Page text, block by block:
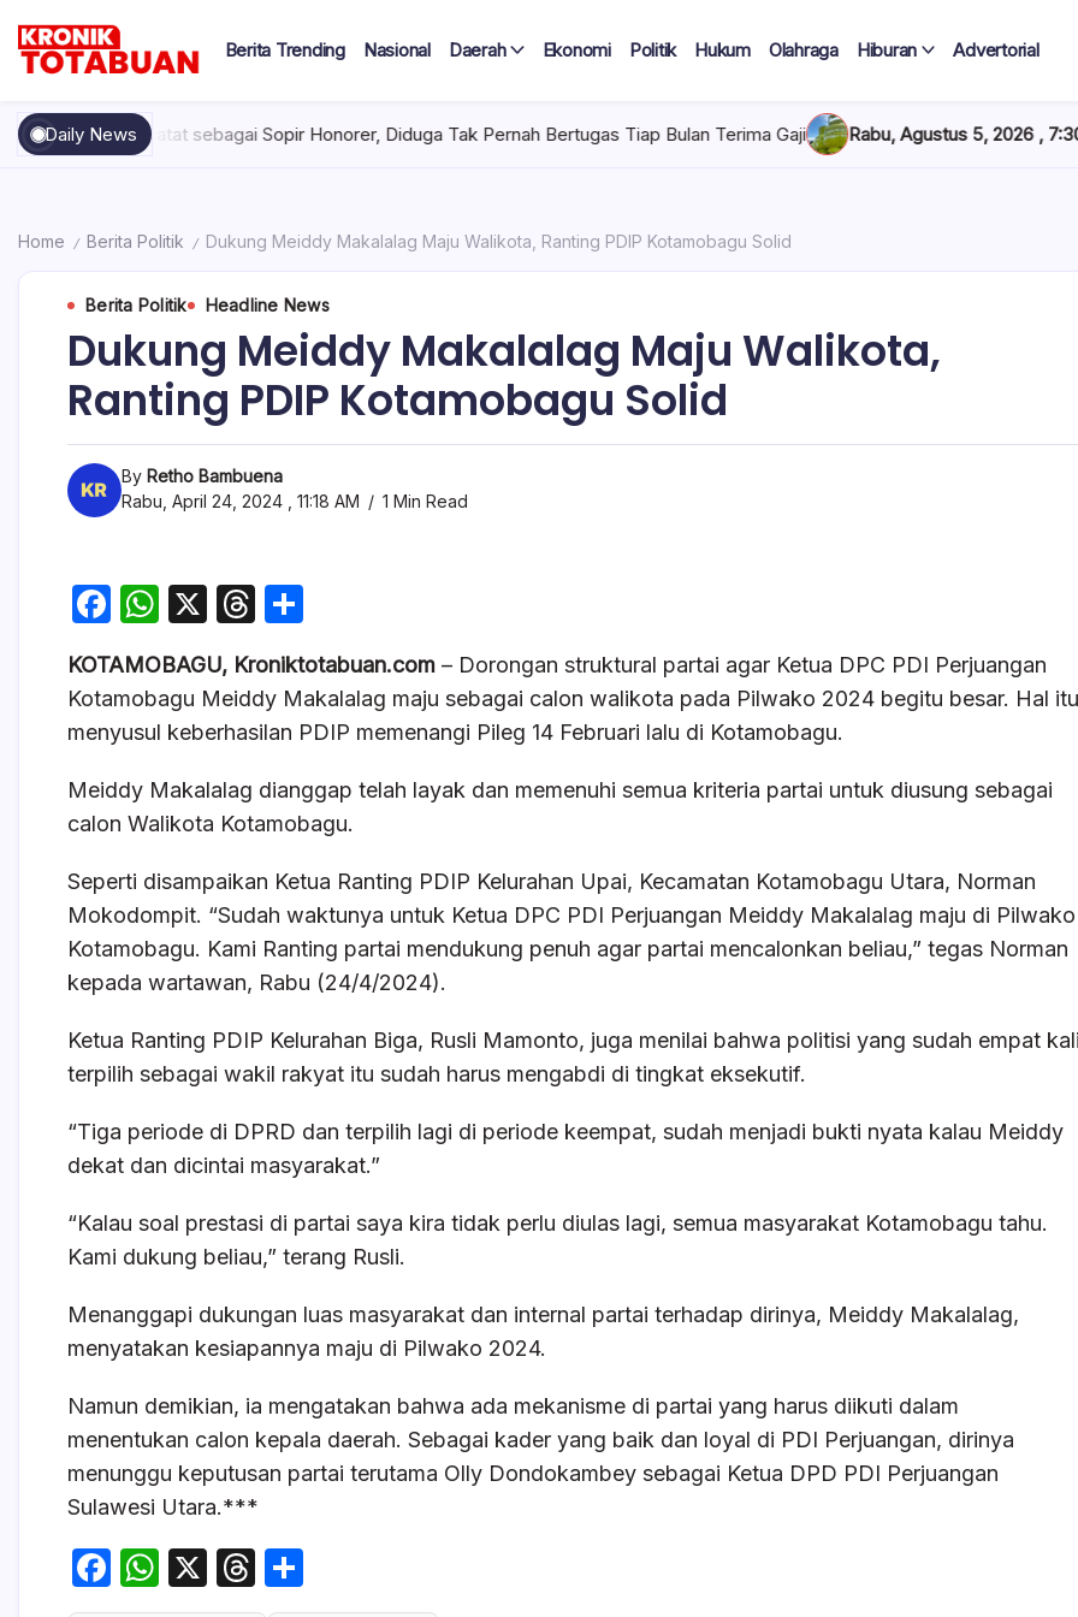
content
Totabuan
Terkini
hari
ini
Berita Trending Nasional Daerah Ekonomi Politik Hukum Olahraga Hiburan Advertorial
Daily News
Tercatat sebagai Sopir Honorer, Diduga Tak Pernah Bertugas Tiap Bulan Terima Gaji Rabu, Agustus 5, 2026 , 7:30 AM
Home / Berita Politik / Dukung Meiddy Makalalag Maju Walikota, Ranting PDIP Kotamobagu Solid
Berita Politik Headline News
Dukung Meiddy Makalalag Maju Walikota,
Ranting PDIP Kotamobagu Solid
By Retho Bambuena
Rabu, April 24, 2024 , 11:18 AM
1 Min Read
F
c
e
b
o
o
k
W
at
s
p
p
X
T
e
a
s
ar
e
KOTAMOBAGU, Kroniktotabuan.com – Dorongan struktural partai agar Ketua DPC PDI Perjuangan
Kotamobagu Meiddy Makalalag maju sebagai calon walikota pada Pilwako 2024 begitu besar. Hal itu
menyusul keberhasilan PDIP memenangi Pileg 14 Februari lalu di Kotamobagu.
Meiddy Makalalag dianggap telah layak dan memenuhi semua kriteria partai untuk diusung sebagai
calon Walikota Kotamobagu.
Seperti disampaikan Ketua Ranting PDIP Kelurahan Upai, Kecamatan Kotamobagu Utara, Norman
Mokodompit. “Sudah waktunya untuk Ketua DPC PDI Perjuangan Meiddy Makalalag maju di Pilwako
Kotamobagu. Kami Ranting partai mendukung penuh agar partai mencalonkan beliau,” tegas Norman
kepada wartawan, Rabu (24/4/2024).
Ketua Ranting PDIP Kelurahan Biga, Rusli Mamonto, juga menilai bahwa politisi yang sudah empat kali
terpilih sebagai wakil rakyat itu sudah harus mengabdi di tingkat eksekutif.
“Tiga periode di DPRD dan terpilih lagi di periode keempat, sudah menjadi bukti nyata kalau Meiddy
dekat dan dicintai masyarakat.”
“Kalau soal prestasi di partai saya kira tidak perlu diulas lagi, semua masyarakat Kotamobagu tahu.
Kami dukung beliau,” terang Rusli.
Menanggapi dukungan luas masyarakat dan internal partai terhadap dirinya, Meiddy Makalalag,
menyatakan kesiapannya maju di Pilwako 2024.
Namun demikian, ia mengatakan bahwa ada mekanisme di partai yang harus diikuti dalam
menentukan calon kepala daerah. Sebagai kader yang baik dan loyal di PDI Perjuangan, dirinya
menunggu keputusan partai terutama Olly Dondokambey sebagai Ketua DPD PDI Perjuangan
Sulawesi Utara.***
F
a
W
h
X
T
hr h